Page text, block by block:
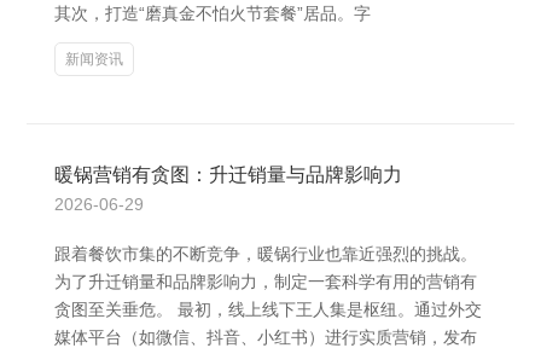
其次，打造“磨真金不怕火节套餐”居品。字
新闻资讯
暖锅营销有贪图：升迁销量与品牌影响力
2026-06-29
跟着餐饮市集的不断竞争，暖锅行业也靠近强烈的挑战。
为了升迁销量和品牌影响力，制定一套科学有用的营销有
贪图至关垂危。 最初，线上线下王人集是枢纽。通过外交
媒体平台（如微信、抖音、小红书）进行实质营销，发布